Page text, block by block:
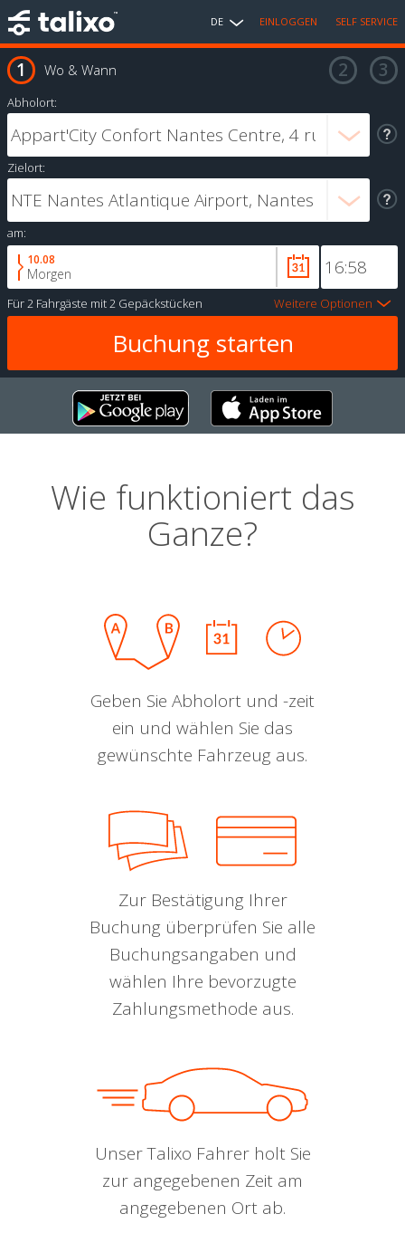
DE EINLOGGEN SELF SERVICE
Wo & Wann
Abholort:
Zielort:
am:
10.08
Morgen
Für2 Fahrgäste mit2 Gepäckstücken Weitere Optionen
Wie funktioniert das
Ganze?
Geben Sie Abholort und -zeit
ein und wählen Sie das
gewünschte Fahrzeug aus.
Zur Bestätigung Ihrer
Buchung überprüfen Sie alle
Buchungsangaben und
wählen Ihre bevorzugte
Zahlungsmethode aus.
Unser Talixo Fahrer holt Sie
zur angegebenen Zeit am
angegebenen Ort ab.